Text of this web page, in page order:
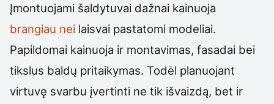
Įmontuojami šaldytuvai dažnai kainuoja
brangiau nei laisvai pastatomi modeliai.
Papildomai kainuoja ir montavimas, fasadai bei
tikslus baldų pritaikymas. Todėl planuojant
virtuvę svarbu įvertinti ne tik išvaizdą, bet ir